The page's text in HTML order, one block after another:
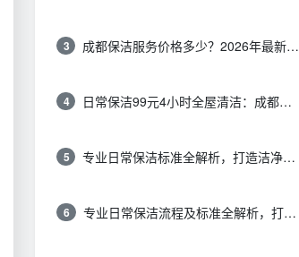
3 成都保洁服务价格多少？2026年最新报价表来了，这一篇看透所有费用
4 日常保洁99元4小时全屋清洁：成都天均安洁保洁超值服务全解析
5 专业日常保洁标准全解析，打造洁净舒适生活空间
6 专业日常保洁流程及标准全解析，打造洁净舒适环境